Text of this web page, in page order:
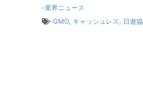
-業界ニュース
-GMO, キャッシュレス, 日遊協